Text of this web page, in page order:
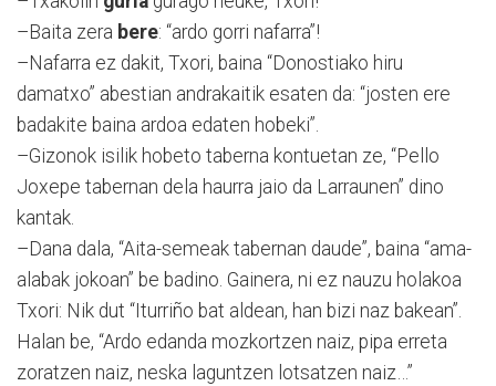
–Baita zera bere: “ardo gorri nafarra”!
–Nafarra ez dakit, Txori, baina “Donostiako hiru
damatxo” abestian andrakaitik esaten da: “josten ere
badakite baina ardoa edaten hobeki”.
–Gizonok isilik hobeto taberna kontuetan ze, “Pello
Joxepe tabernan dela haurra jaio da Larraunen” dino
kantak.
–Dana dala, “Aita-semeak tabernan daude”, baina “ama-
alabak jokoan” be badino. Gainera, ni ez nauzu holakoa
Txori: Nik dut “Iturriño bat aldean, han bizi naz bakean”.
Halan be, “Ardo edanda mozkortzen naiz, pipa erreta
zoratzen naiz, neska laguntzen lotsatzen naiz…”